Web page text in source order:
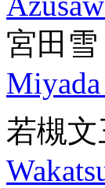
宮田雪
若槻文